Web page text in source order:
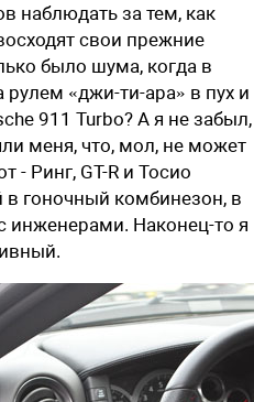
наблюдать за тем, как
свои прежние
было шума, когда в
рулем «джи-ти-ара» в пух и
911 Turbo? А я не забыл,
меня, что, мол, не может
- Ринг, GT-R и Тосио
в гоночный комбинезон, в
инженерами. Наконец-то я